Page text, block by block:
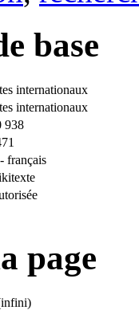
base
internationaux
internationaux
938
français
page